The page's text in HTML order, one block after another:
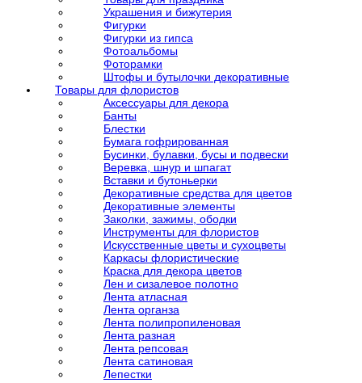
Украшения и бижутерия
Фигурки
Фигурки из гипса
Фотоальбомы
Фоторамки
Штофы и бутылочки декоративные
Товары для флористов
Аксессуары для декора
Банты
Блестки
Бумага гофрированная
Бусинки, булавки, бусы и подвески
Веревка, шнур и шпагат
Вставки и бутоньерки
Декоративные средства для цветов
Декоративные элементы
Заколки, зажимы, ободки
Инструменты для флористов
Искусственные цветы и сухоцветы
Каркасы флористические
Краска для декора цветов
Лен и сизалевое полотно
Лента атласная
Лента органза
Лента полипропиленовая
Лента разная
Лента репсовая
Лента сатиновая
Лепестки